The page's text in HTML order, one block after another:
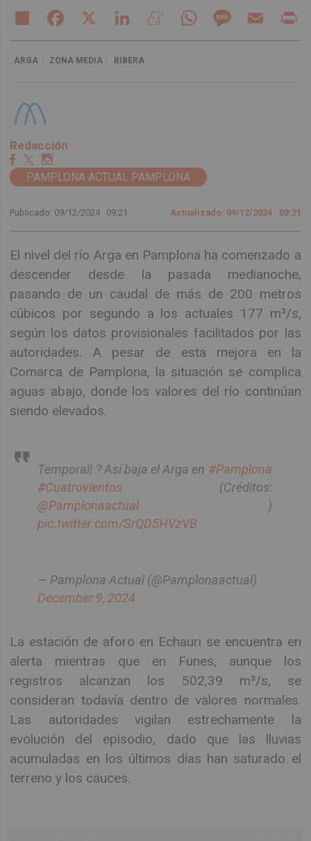
Share Facebook LinkedIn MeneameWhatsAppMessageEmail
ARGA ZONA MEDIA RIBERA
Redacción
PAMPLONA ACTUAL PAMPLONA
Publicado: 09/12/2024 · 09:21 Actualizado: 09/12/2024 · 09:21
El nivel del río Arga en Pamplona ha comenzado a
descender desde la pasada medianoche,
pasando de un caudal de más de 200 metros
cúbicos por segundo a los actuales 177 m³/s,
según los datos provisionales facilitados por las
autoridades. A pesar de esta mejora en la
Comarca de Pamplona, la situación se complica
aguas abajo, donde los valores del río continúan
siendo elevados.
Temporal| ? Así baja el Arga en #Pamplona
#Cuatrovientos (Créditos:
@Pamplonaactual )
pic.twitter.com/SrQD5HVzVB
— Pamplona Actual (@Pamplonaactual)
December 9, 2024
La estación de aforo en Echauri se encuentra en
alerta mientras que en Funes, aunque los
registros alcanzan los 502,39 m³/s, se
consideran todavía dentro de valores normales.
Las autoridades vigilan estrechamente la
evolución del episodio, dado que las lluvias
acumuladas en los últimos días han saturado el
terreno y los cauces.